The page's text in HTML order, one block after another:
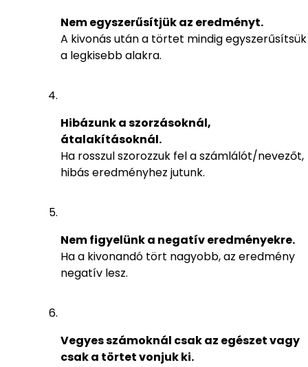
Nem egyszerűsítjük az eredményt.
A kivonás után a törtet mindig egyszerűsítsük
a legkisebb alakra.
Hibázunk a szorzásoknál,
átalakításoknál.
Ha rosszul szorozzuk fel a számlálót/nevezőt,
hibás eredményhez jutunk.
Nem figyelünk a negatív eredményekre.
Ha a kivonandó tört nagyobb, az eredmény
negatív lesz.
Vegyes számoknál csak az egészet vagy
csak a törtet vonjuk ki.